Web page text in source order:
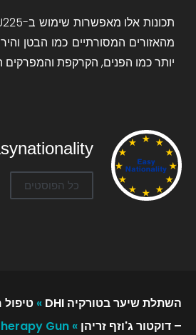
מהאזורים המסורתיים כמו הבטן
יותר כמו הפנים, הקרקפת והמפרקים
כל הפוסטים
השתלת שיער בטורקיה DHI »
– דוקטור ג'וזף זריהן »
Gun